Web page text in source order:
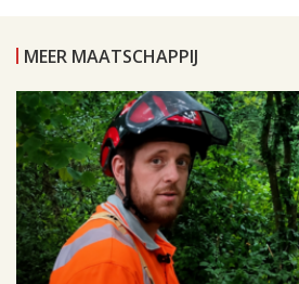
MEER MAATSCHAPPIJ